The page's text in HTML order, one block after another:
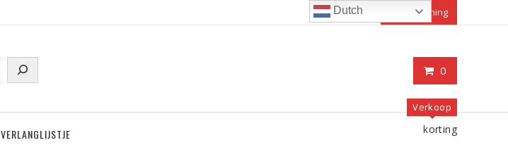
Mijn rekening
0
VERLANGLIJSTJE
Verkoop
korting
Dutch